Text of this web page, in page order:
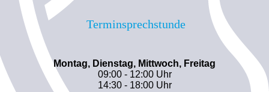
Terminsprechstunde
Montag, Dienstag, Mittwoch, Freitag
09:00 - 12:00 Uhr
14:30 - 18:00 Uhr